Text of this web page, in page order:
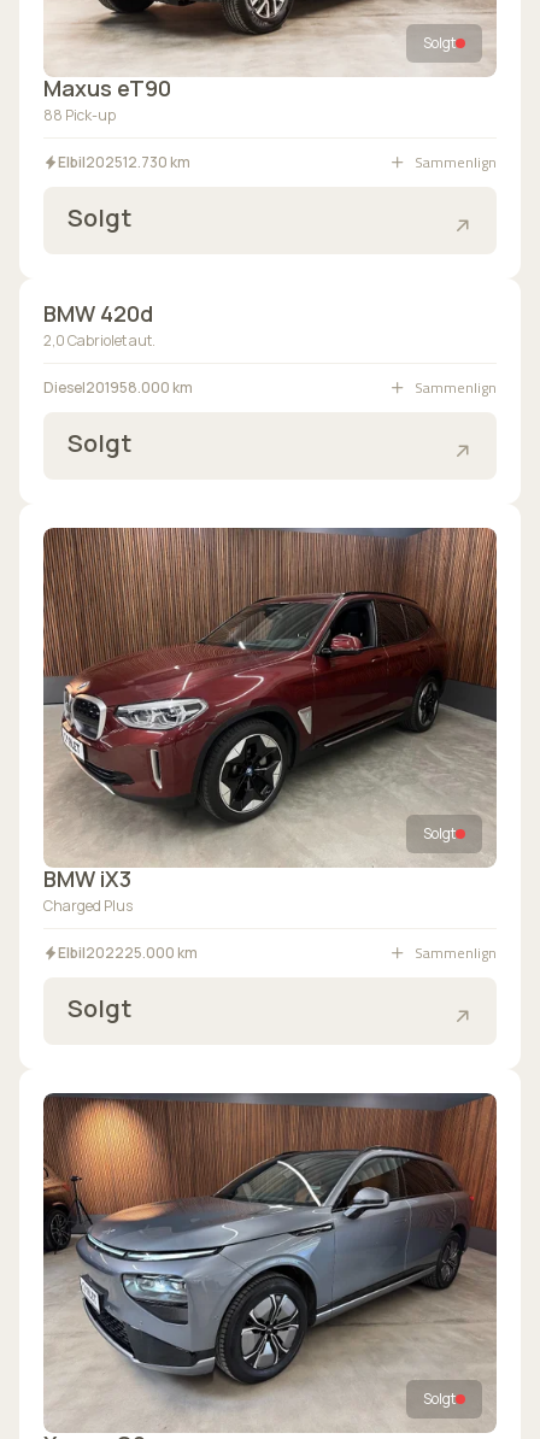
Solgt
Maxus eT90
88 Pick-up
Elbil202512.730 km Sammenlign
Solgt
BMW 420d
2,0 Cabriolet aut.
Diesel201958.000 km Sammenlign
Solgt
Solgt
BMW iX3
Charged Plus
Elbil202225.000 km Sammenlign
Solgt
Solgt